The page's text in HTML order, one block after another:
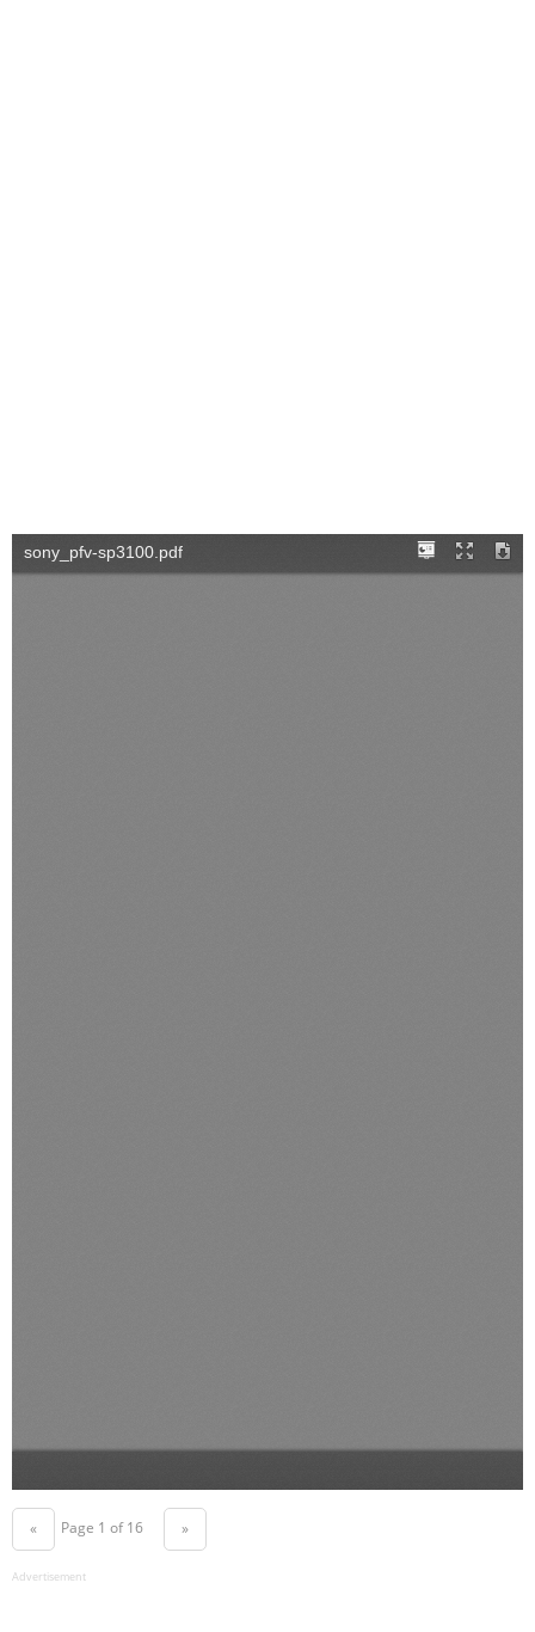
« Page 1 of 16 »
Advertisement